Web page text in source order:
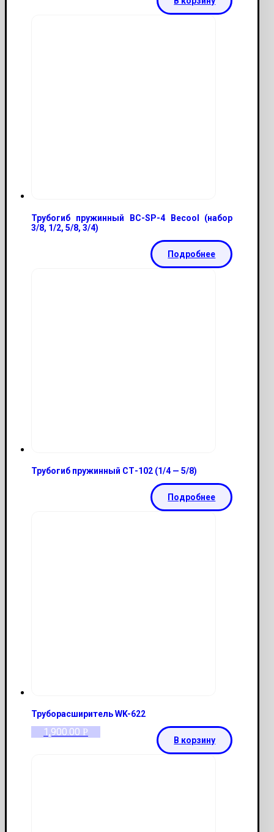
Трубогиб пружинный ВС-SP-4 Becool (набор
3/8, 1/2, 5/8, 3/4)
Подробнее
Трубогиб пружинный СТ-102 (1/4 — 5/8)
Подробнее
Труборасширитель WK-622
1,900.00 Р
В корзину